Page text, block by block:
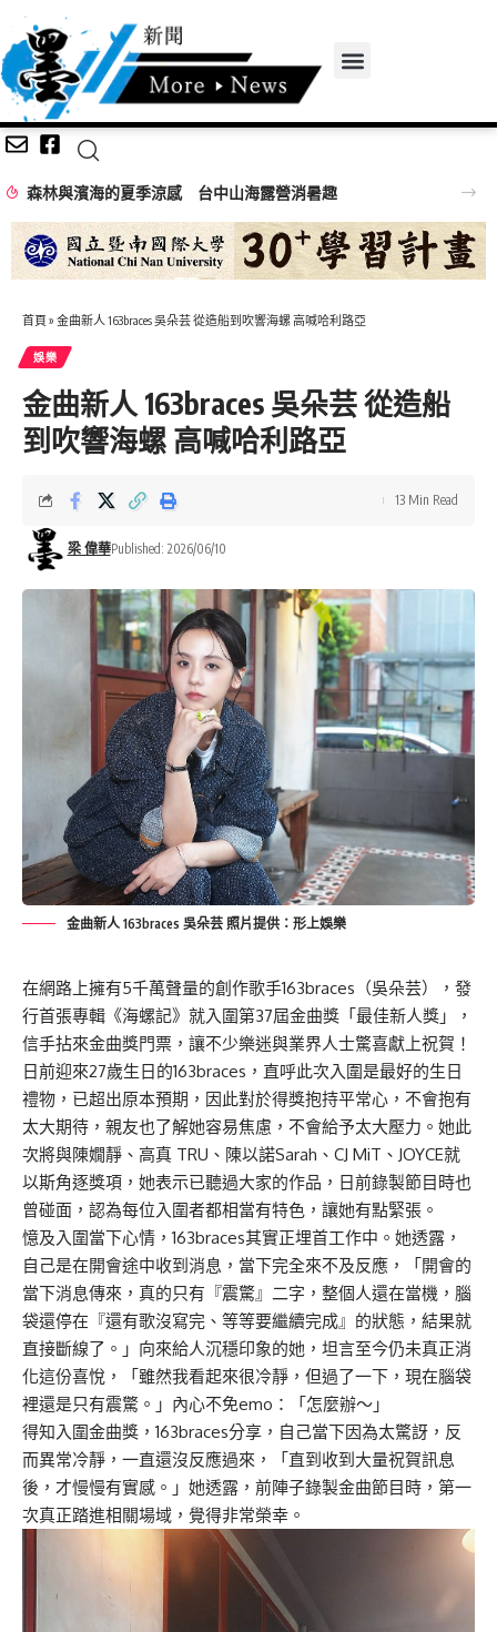
森林與濱海的夏季涼感 台中山海露營消暑趣
首頁 » 金曲新人 163braces 吳朵芸 從造船到吹響海螺 高喊哈利路亞
娛樂
金曲新人 163braces 吳朵芸 從造船
到吹響海螺 高喊哈利路亞
梁 偉華Published: 2026/06/10
13 Min Read
金曲新人 163braces 吳朵芸 照片提供：形上娛樂
在網路上擁有5千萬聲量的創作歌手163braces（吳朵芸），發
行首張專輯《海螺記》就入圍第37屆金曲獎「最佳新人獎」，
信手拈來金曲獎門票，讓不少樂迷與業界人士驚喜獻上祝賀！
日前迎來27歲生日的163braces，直呼此次入圍是最好的生日
禮物，已超出原本預期，因此對於得獎抱持平常心，不會抱有
太大期待，親友也了解她容易焦慮，不會給予太大壓力。她此
次將與陳嫺靜、高真 TRU、陳以諾Sarah、CJ MiT、JOYCE就
以斯角逐獎項，她表示已聽過大家的作品，日前錄製節目時也
曾碰面，認為每位入圍者都相當有特色，讓她有點緊張。
憶及入圍當下心情，163braces其實正埋首工作中。她透露，
自己是在開會途中收到消息，當下完全來不及反應，「開會的
當下消息傳來，真的只有『震驚』二字，整個人還在當機，腦
袋還停在『還有歌沒寫完、等等要繼續完成』的狀態，結果就
直接斷線了。」向來給人沉穩印象的她，坦言至今仍未真正消
化這份喜悅，「雖然我看起來很冷靜，但過了一下，現在腦袋
裡還是只有震驚。」內心不免emo：「怎麼辦～」
得知入圍金曲獎，163braces分享，自己當下因為太驚訝，反
而異常冷靜，一直還沒反應過來，「直到收到大量祝賀訊息
後，才慢慢有實感。」她透露，前陣子錄製金曲節目時，第一
次真正踏進相關場域，覺得非常榮幸。